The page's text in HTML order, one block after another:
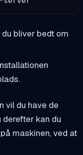
bliver bedt om
vil du have de
kan du
maskinen, ved at